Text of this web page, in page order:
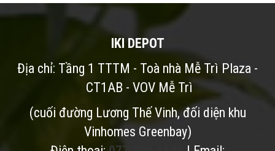
IKI DEPOT
Địa chỉ: Tầng 1 TTTM - Toà nhà Mễ Trì Plaza -
CT1AB - VOV Mễ Trì
(cuối đường Lương Thế Vinh, đối diện khu
Vinhomes Greenbay)